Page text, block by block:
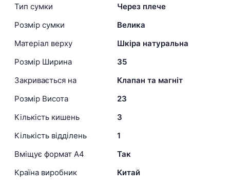
Тип сумки
Через плече
Розмір сумки
Велика
Матеріал верху
Шкіра натуральна
Розмір Ширина
35
Закривається на
Клапан та магніт
Розмір Висота
23
Кількість кишень
3
Кількість відділень
1
Вміщує формат А4
Так
Країна виробник
Китай